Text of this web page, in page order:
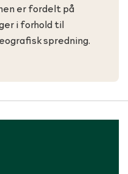
er fordelt på
i forhold til
spredning.